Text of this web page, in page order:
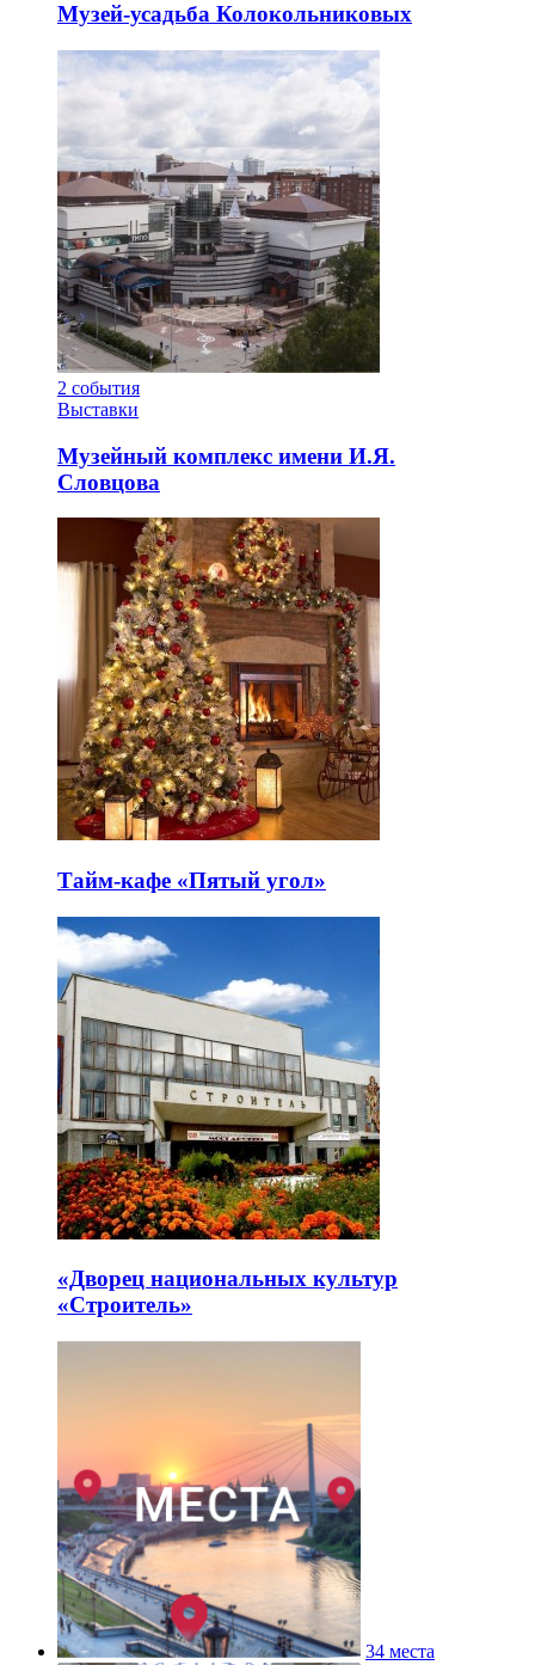
Музей-усадьба Колокольниковых
2 события
Выставки
Музейный комплекс имени И.Я.
Словцова
Тайм-кафе «Пятый угол»
«Дворец национальных культур
«Строитель»
34 места